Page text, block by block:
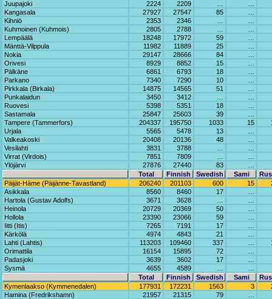
Juupajoki
2224 2209
Kangasala
27927 27547 85
Kihniö
2353 2346
Kuhmoinen (Kuhmois)
2805 2788
Lempäälä
18248 17972 59
Mänttä-Vilppula
11982 11889 25
Nokia
29147 28666 84
Orivesi
8929 8852 15
Pälkäne
6861 6793 18
Parkano
7340 7290 10
Pirkkala (Birkala)
14875 14565 51
Punkalaidun
3450 3412
Ruovesi
5398 5351 18
Sastamala
25847 25603 39
Tampere (Tammerfors)
204337 195750 1033 15
Urjala
5565 5478 13
Valkeakoski
20408 20136 48
Vesilahti
3831 3788
Virrat (Virdois)
7851 7809
Ylöjärvi
27876 27440 83
Total
Finnish Swedish Sami
Päijät-Häme (Päijänne-Tavastland)
206240 201103 600 15
Asikkala
8560 8460 17
Hartola (Gustav Adolfs)
3671 3628
Heinola
20729 20369 50
Hollola
23390 23066 59
Iitti (Itis)
7265 7191 17
Kärkölä
4974 4843 21
Lahti (Lahtis)
113203 109460 337
Orimattila
16154 15895 72
Padasjoki
3639 3602 17
Sysmä
4655 4589
Total
Finnish Swedish Sami
Kymenlaakso (Kymmenedalen)
177931 172231 1563 3
Hamina (Fredrikshamn)
21957 21315 79